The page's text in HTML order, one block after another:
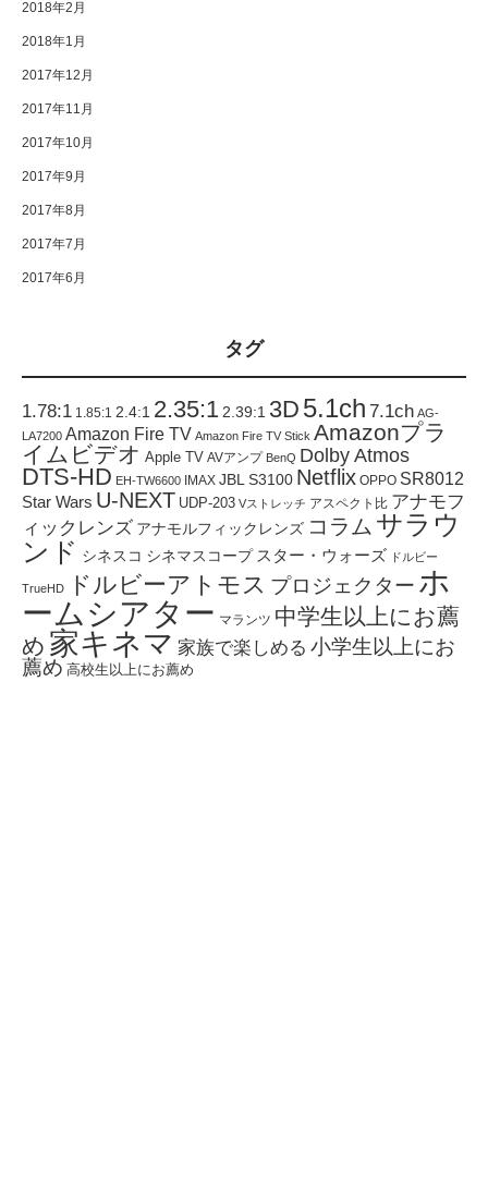
2018年2月
2018年1月
2017年12月
2017年11月
2017年10月
2017年9月
2017年8月
2017年7月
2017年6月
タグ
1.78:1 1.85:1 2.4:1 2.35:1 2.39:1 3D 5.1ch 7.1ch AG-
LA7200 Amazon Fire TV Amazon Fire TV Stick Amazonプラ
イムビデオ Apple TV AVアンプ BenQ Dolby Atmos
DTS-HD EH-TW6600 IMAX JBL S3100 Netflix OPPO SR8012
Star Wars U-NEXT UDP-203 Vストレッチ アスペクト比 アナモフ
ィックレンズ アナモルフィックレンズ コラム サラウ
ンド シネスコ シネマスコープ スター・ウォーズ ドルビー
TrueHD ドルビーアトモス プロジェクター ホ
ームシアター マランツ 中学生以上にお薦
め 家キネマ 家族で楽しめる 小学生以上にお
薦め 高校生以上にお薦め